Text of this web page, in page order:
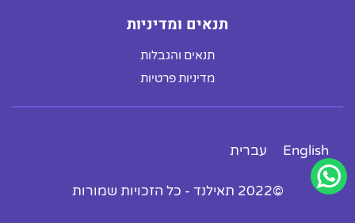
תנאים ומדיניות
תנאים והגבלות
מדיניות פרטיות
English עברית
©2022 תאילנד - כל הזכויות שמורות